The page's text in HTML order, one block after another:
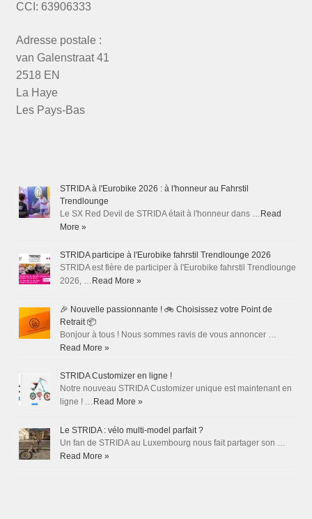
CCI: 63906333
Adresse postale :
van Galenstraat 41
2518 EN
La Haye
Les Pays-Bas
STRIDA à l'Eurobike 2026 : à l'honneur au Fahrstil
Trendlounge
Le SX Red Devil de STRIDA était à l'honneur dans … Read
More »
STRIDA participe à l'Eurobike fahrstil Trendlounge 2026
STRIDA est fière de participer à l'Eurobike fahrstil Trendlounge
2026, … Read More »
🎉 Nouvelle passionnante ! 🚲 Choisissez votre Point de
Retrait 📦
Bonjour à tous ! Nous sommes ravis de vous annoncer …
Read More »
STRIDA Customizer en ligne !
Notre nouveau STRIDA Customizer unique est maintenant en
ligne ! … Read More »
Le STRIDA : vélo multi-model parfait ?
Un fan de STRIDA au Luxembourg nous fait partager son …
Read More »